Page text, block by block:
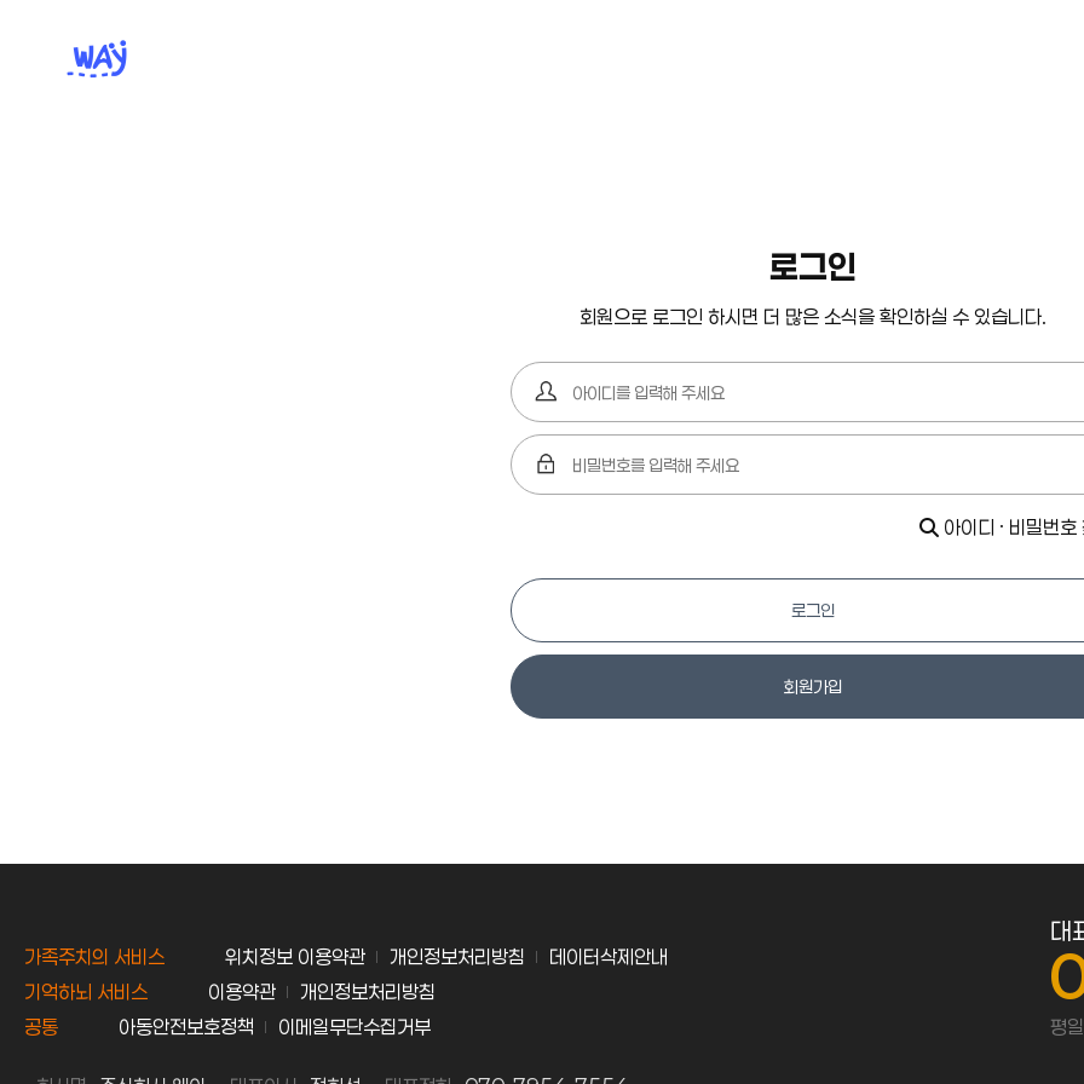
로그인
회원으로 로그인 하시면 더 많은 소식을 확인하실 수 있습니다.
아이디 · 비밀번호
로그인
회원가입
가족주치의 서비스 위치정보 이용약관 개인정보처리방침
데이터삭제안내
기억하뇌 서비스
이용약관
개인정보처리방침
공통
아동안전보호정책 이메일무단수집거부
대
평